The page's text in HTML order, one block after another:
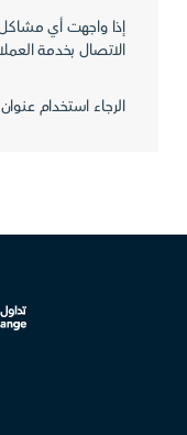
إذا واجهت أي مشاكل
الاتصال بخدمة
الرجاء استخدام